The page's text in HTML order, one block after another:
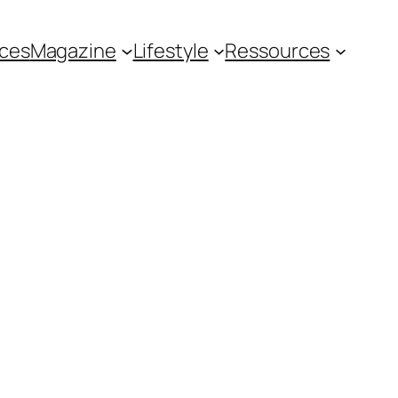
Magazine Lifestyle Ressources